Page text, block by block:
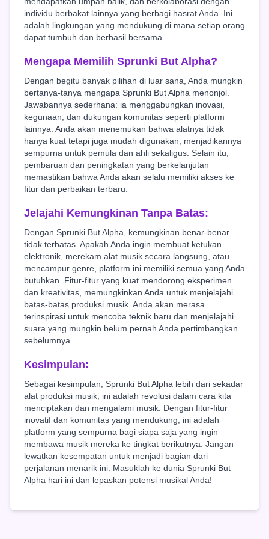
individu berbakat lainnya yang berbagi hasrat Anda. Ini
adalah lingkungan yang mendukung di mana setiap orang
dapat tumbuh dan berhasil bersama.
Mengapa Memilih Sprunki But Alpha?
Dengan begitu banyak pilihan di luar sana, Anda mungkin
bertanya-tanya mengapa Sprunki But Alpha menonjol.
Jawabannya sederhana: ia menggabungkan inovasi,
kegunaan, dan dukungan komunitas seperti platform
lainnya. Anda akan menemukan bahwa alatnya tidak
hanya kuat tetapi juga mudah digunakan, menjadikannya
sempurna untuk pemula dan ahli sekaligus. Selain itu,
pembaruan dan peningkatan yang berkelanjutan
memastikan bahwa Anda akan selalu memiliki akses ke
fitur dan perbaikan terbaru.
Jelajahi Kemungkinan Tanpa Batas:
Dengan Sprunki But Alpha, kemungkinan benar-benar
tidak terbatas. Apakah Anda ingin membuat ketukan
elektronik, merekam alat musik secara langsung, atau
mencampur genre, platform ini memiliki semua yang Anda
butuhkan. Fitur-fitur yang kuat mendorong eksperimen
dan kreativitas, memungkinkan Anda untuk menjelajahi
batas-batas produksi musik. Anda akan merasa
terinspirasi untuk mencoba teknik baru dan menjelajahi
suara yang mungkin belum pernah Anda pertimbangkan
sebelumnya.
Kesimpulan:
Sebagai kesimpulan, Sprunki But Alpha lebih dari sekadar
alat produksi musik; ini adalah revolusi dalam cara kita
menciptakan dan mengalami musik. Dengan fitur-fitur
inovatif dan komunitas yang mendukung, ini adalah
platform yang sempurna bagi siapa saja yang ingin
membawa musik mereka ke tingkat berikutnya. Jangan
lewatkan kesempatan untuk menjadi bagian dari
perjalanan menarik ini. Masuklah ke dunia Sprunki But
Alpha hari ini dan lepaskan potensi musikal Anda!